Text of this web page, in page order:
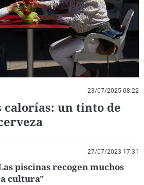
La rosa de los vientos
Gente viajera
Como el perro y el
Caso
Retornados
Equipo de
Operación Viuda
Extremadura
Galicia
La Rioja
Navarra
País Vasco
Virales
Televisión
Elecciones
23/07/2025 08:22
calorías: un tinto de
27/07/2023 17:31
piscinas recogen muchos
cultura"